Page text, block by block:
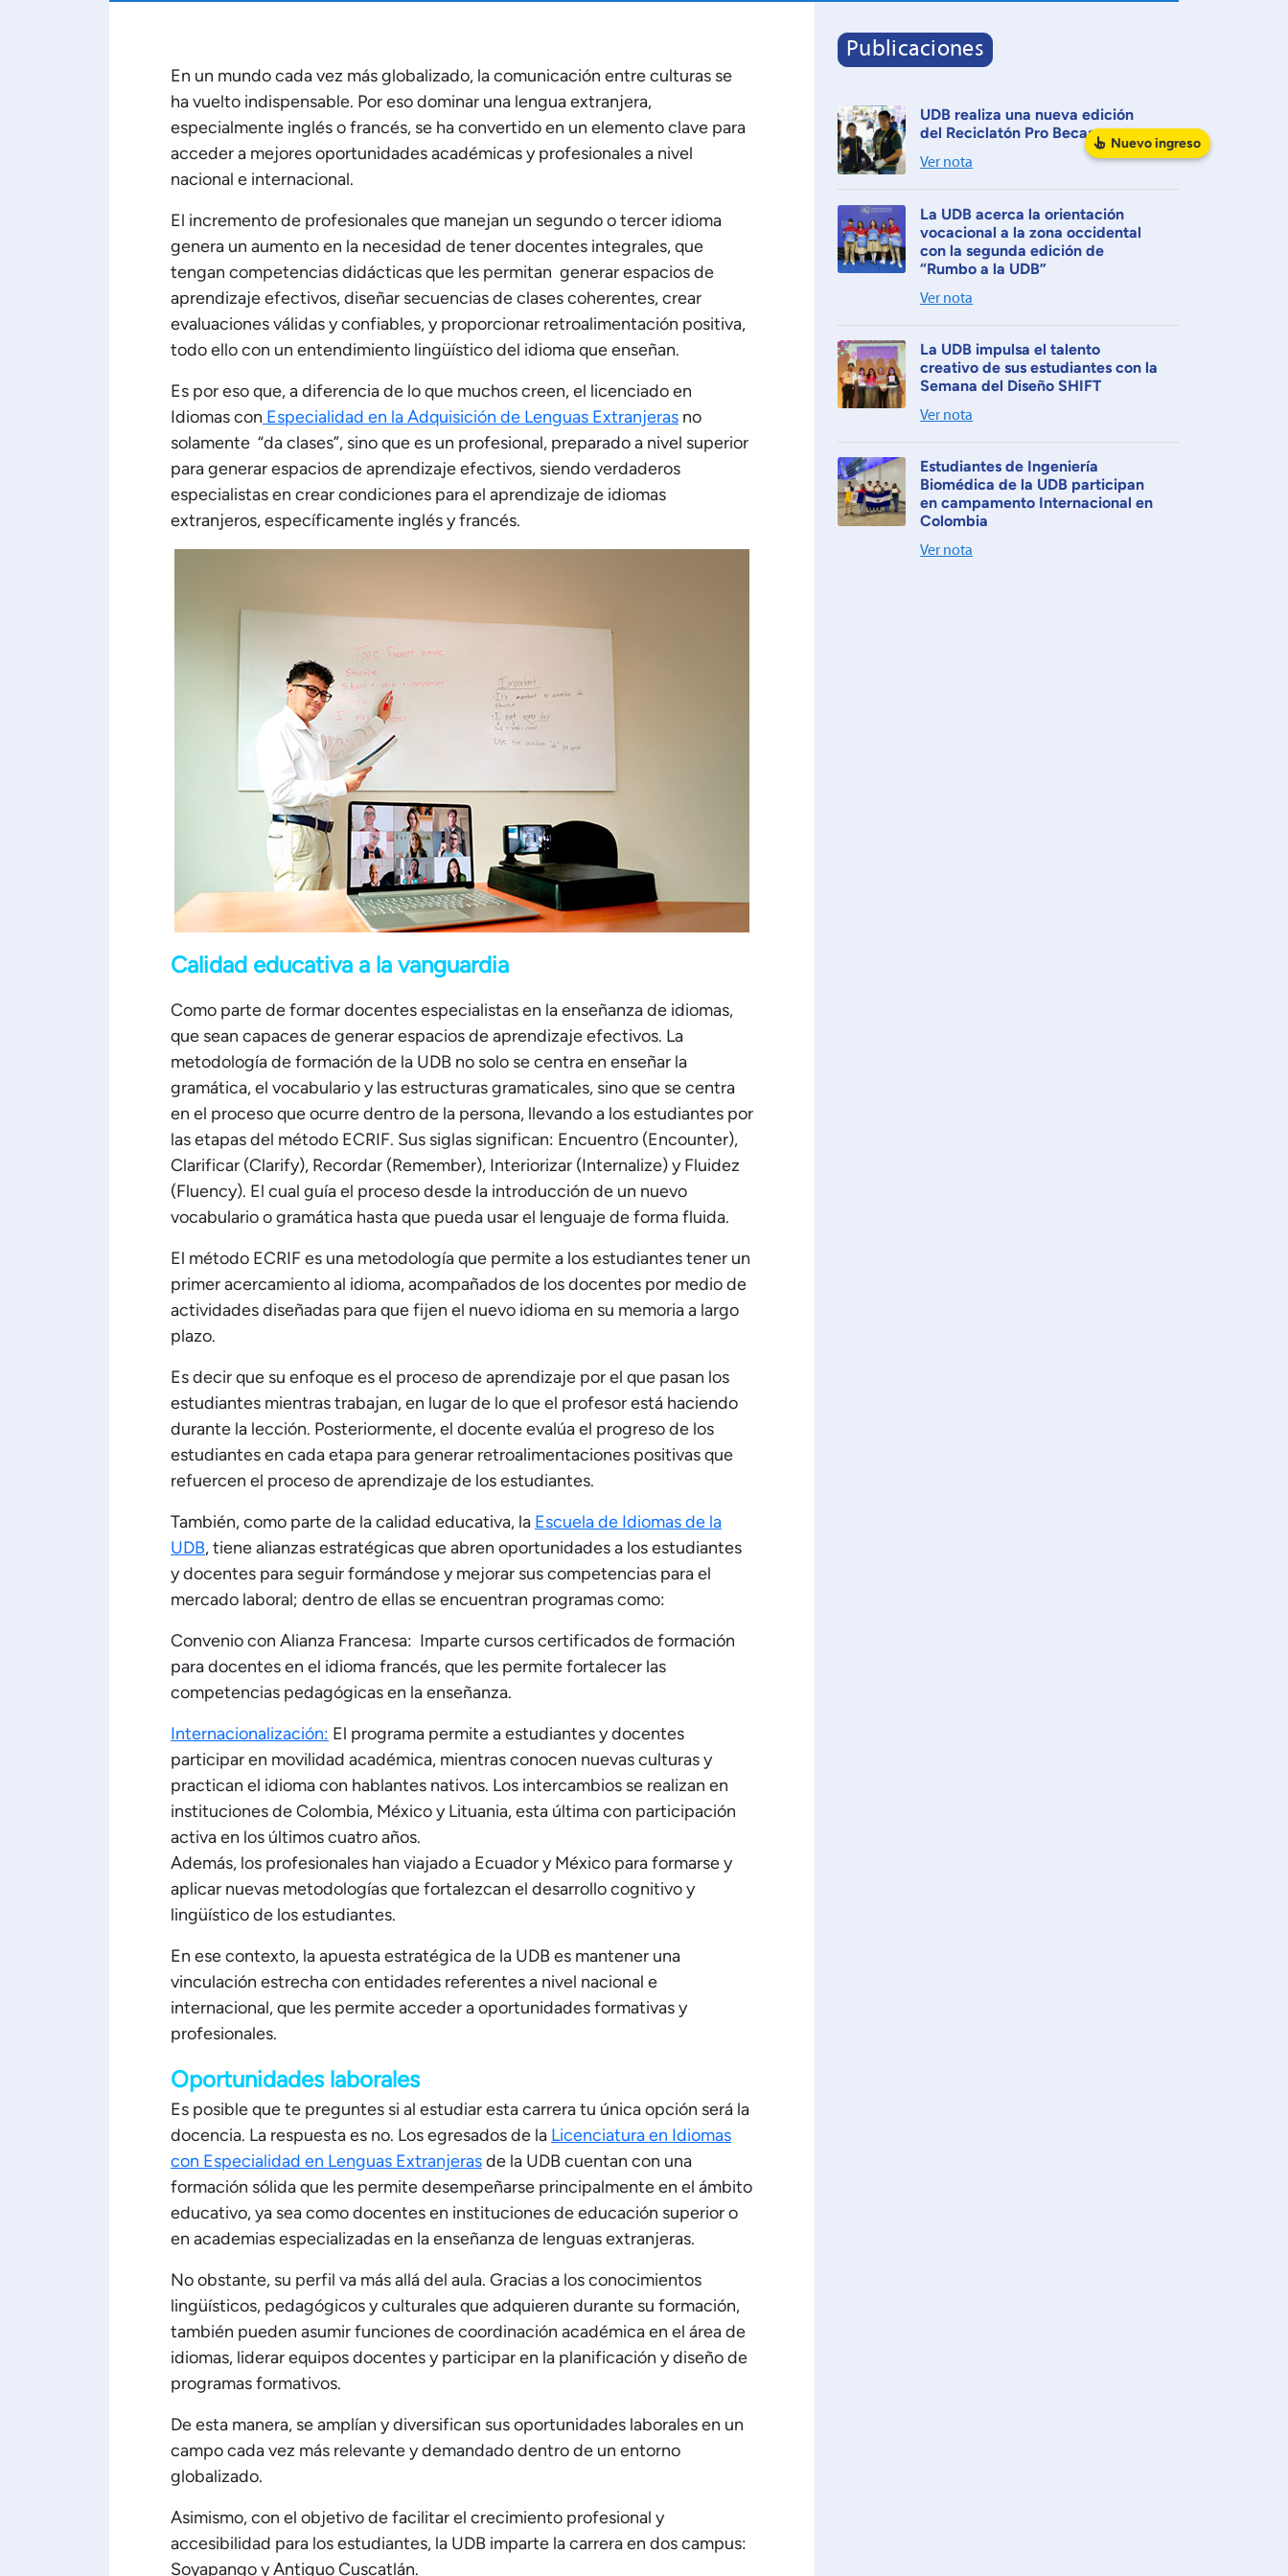
En un mundo cada vez más globalizado, la comunicación entre culturas se
ha vuelto indispensable. Por eso dominar una lengua extranjera,
especialmente inglés o francés, se ha convertido en un elemento clave para
acceder a mejores oportunidades académicas y profesionales a nivel
nacional e internacional.
El incremento de profesionales que manejan un segundo o tercer idioma
genera un aumento en la necesidad de tener docentes integrales, que
tengan competencias didácticas que les permitan generar espacios de
aprendizaje efectivos, diseñar secuencias de clases coherentes, crear
evaluaciones válidas y confiables, y proporcionar retroalimentación positiva,
todo ello con un entendimiento lingüístico del idioma que enseñan.
Es por eso que, a diferencia de lo que muchos creen, el licenciado en
Idiomas con Especialidad en la Adquisición de Lenguas Extranjeras no
solamente “da clases”, sino que es un profesional, preparado a nivel superior
para generar espacios de aprendizaje efectivos, siendo verdaderos
especialistas en crear condiciones para el aprendizaje de idiomas
extranjeros, específicamente inglés y francés.
Calidad educativa a la vanguardia
Como parte de formar docentes especialistas en la enseñanza de idiomas,
que sean capaces de generar espacios de aprendizaje efectivos. La
metodología de formación de la UDB no solo se centra en enseñar la
gramática, el vocabulario y las estructuras gramaticales, sino que se centra
en el proceso que ocurre dentro de la persona, llevando a los estudiantes por
las etapas del método ECRIF. Sus siglas significan: Encuentro (Encounter),
Clarificar (Clarify), Recordar (Remember), Interiorizar (Internalize) y Fluidez
(Fluency). El cual guía el proceso desde la introducción de un nuevo
vocabulario o gramática hasta que pueda usar el lenguaje de forma fluida.
El método ECRIF es una metodología que permite a los estudiantes tener un
primer acercamiento al idioma, acompañados de los docentes por medio de
actividades diseñadas para que fijen el nuevo idioma en su memoria a largo
plazo.
Es decir que su enfoque es el proceso de aprendizaje por el que pasan los
estudiantes mientras trabajan, en lugar de lo que el profesor está haciendo
durante la lección. Posteriormente, el docente evalúa el progreso de los
estudiantes en cada etapa para generar retroalimentaciones positivas que
refuercen el proceso de aprendizaje de los estudiantes.
También, como parte de la calidad educativa, la Escuela de Idiomas de la
UDB, tiene alianzas estratégicas que abren oportunidades a los estudiantes
y docentes para seguir formándose y mejorar sus competencias para el
mercado laboral; dentro de ellas se encuentran programas como:
Convenio con Alianza Francesa: Imparte cursos certificados de formación
para docentes en el idioma francés, que les permite fortalecer las
competencias pedagógicas en la enseñanza.
Internacionalización: El programa permite a estudiantes y docentes
participar en movilidad académica, mientras conocen nuevas culturas y
practican el idioma con hablantes nativos. Los intercambios se realizan en
instituciones de Colombia, México y Lituania, esta última con participación
activa en los últimos cuatro años.
Además, los profesionales han viajado a Ecuador y México para formarse y
aplicar nuevas metodologías que fortalezcan el desarrollo cognitivo y
lingüístico de los estudiantes.
En ese contexto, la apuesta estratégica de la UDB es mantener una
vinculación estrecha con entidades referentes a nivel nacional e
internacional, que les permite acceder a oportunidades formativas y
profesionales.
Oportunidades laborales
Es posible que te preguntes si al estudiar esta carrera tu única opción será la
docencia. La respuesta es no. Los egresados de la Licenciatura en Idiomas
con Especialidad en Lenguas Extranjerasde la UDB cuentan con una
formación sólida que les permite desempeñarse principalmente en el ámbito
educativo, ya sea como docentes en instituciones de educación superior o
en academias especializadas en la enseñanza de lenguas extranjeras.
No obstante, su perfil va más allá del aula. Gracias a los conocimientos
lingüísticos, pedagógicos y culturales que adquieren durante su formación,
también pueden asumir funciones de coordinación académica en el área de
idiomas, liderar equipos docentes y participar en la planificación y diseño de
programas formativos.
De esta manera, se amplían y diversifican sus oportunidades laborales en un
campo cada vez más relevante y demandado dentro de un entorno
globalizado.
Asimismo, con el objetivo de facilitar el crecimiento profesional y
accesibilidad para los estudiantes, la UDB imparte la carrera en dos campus:
Soyapango y Antiguo Cuscatlán.
Publicaciones
UDB realiza una nueva edición
del Reciclatón Pro Becas
Ver nota
La UDB acerca la orientación
vocacional a la zona occidental
con la segunda edición de
“Rumbo a la UDB”
Ver nota
La UDB impulsa el talento
creativo de sus estudiantes con la
Semana del Diseño SHIFT
Ver nota
Estudiantes de Ingeniería
Biomédica de la UDB participan
en campamento Internacional en
Colombia
Ver nota
Nuevoingreso